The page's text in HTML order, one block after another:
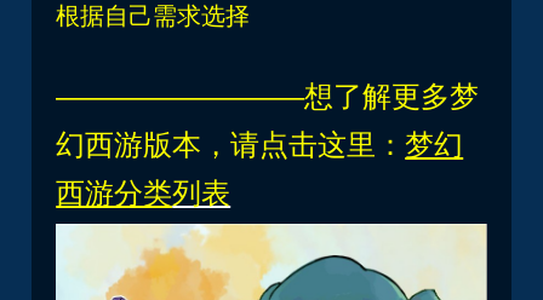
根据自己需求选择
————————–想了解更多梦
幻西游版本，请点击这里：梦幻
西游分类列表